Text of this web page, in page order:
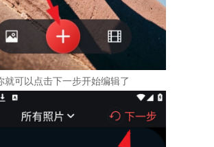
可以点击下一步开始编辑了